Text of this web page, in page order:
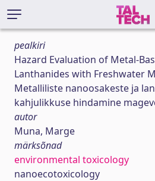
pealkiri
Hazard Evaluation of Metal-
Lanthanides with Freshwater
Metalliliste nanoosakeste ja
kahjulikkuse hindamine
autor
Muna, Marge
märksõnad
environmental toxicology
nanoecotoxicology